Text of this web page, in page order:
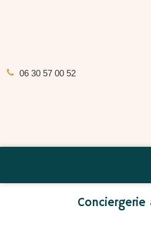
06 30 57 00 52
Conciergerie